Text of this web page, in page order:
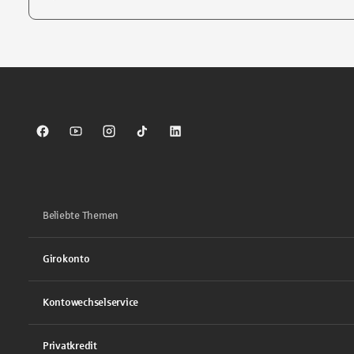
Sparkasse auf Facebook
Sparkasse auf Youtube
Sparkasse auf Instagram
Sparkasse auf TikTok
Sparkasse auf LinkedIn
Beliebte Themen
Girokonto
Kontowechselservice
Privatkredit